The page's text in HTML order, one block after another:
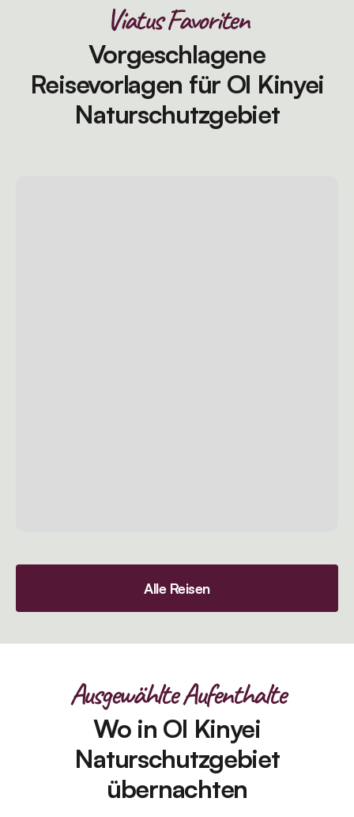
Viatus Favoriten
Vorgeschlagene
Reisevorlagen für Ol Kinyei
Naturschutzgebiet
Alle Reisen
Ausgewählte Aufenthalte
Wo in Ol Kinyei
Naturschutzgebiet
übernachten